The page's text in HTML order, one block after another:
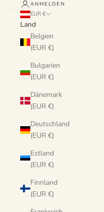
ANMELDEN
EUR €
Land
Belgien
(EUR €)
Bulgarien
(EUR €)
Dänemark
(EUR €)
Deutschland
(EUR €)
Estland
(EUR €)
Finnland
(EUR €)